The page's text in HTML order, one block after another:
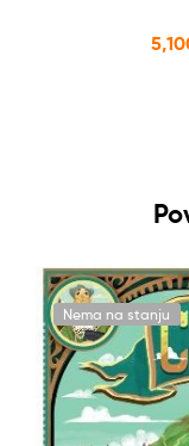
Nema na stanju